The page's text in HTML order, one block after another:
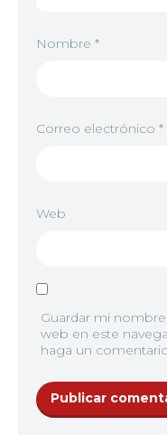
Nombre *
Correo electrónico *
Web
Guardar mi
web en este
haga un